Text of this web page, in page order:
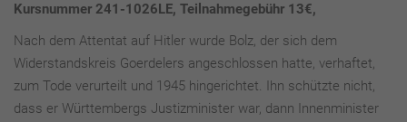
Kursnummer 241-1026LE, Teilnahmegebühr 13€,
Nach dem Attentat auf Hitler wurde Bolz, der sich dem
Widerstandskreis Goerdelers angeschlossen hatte, verhaftet,
zum Tode verurteilt und 1945 hingerichtet. Ihn schützte nicht,
dass er Württembergs Justizminister war, dann Innenminister